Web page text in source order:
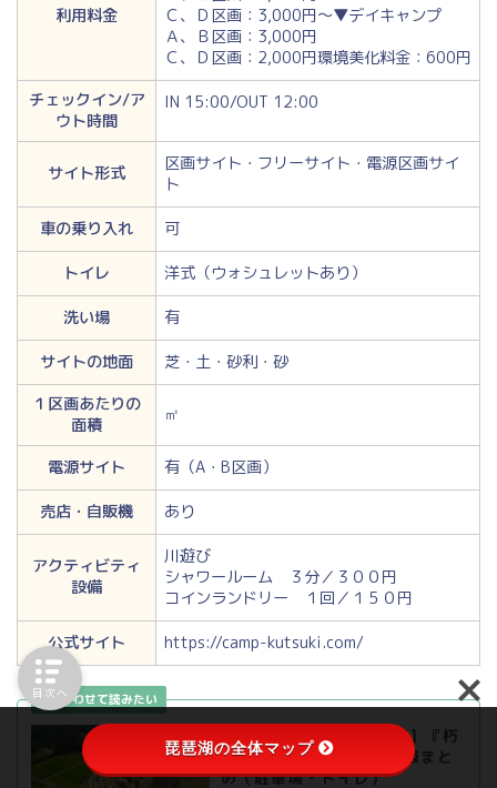
利用料金
Ｃ、Ｄ区画：3,000円～▼デイキャンプ
Ａ、Ｂ区画：3,000円
Ｃ、Ｄ区画：2,000円環境美化料金：600円
チェックイン/ア
ウト時間
IN 15:00/OUT 12:00
サイト形式
区画サイト・フリーサイト・電源区画サイ
ト
車の乗り入れ
可
トイレ
洋式（ウォシュレットあり）
洗い場
有
サイトの地面
芝・土・砂利・砂
１区画あたりの
面積
㎡
電源サイト
有（A・B区画）
売店・自販機
あり
アクティビティ
設備
川遊び
シャワールーム ３分／３００円
コインランドリー １回／１５０円
公式サイト
https://camp-kutsuki.com/
【高島市 安曇川が目の前】『朽
木オートキャンプ場』情報まと
め（駐車場・トイレ）
琵琶湖の全体マップ
目次へ